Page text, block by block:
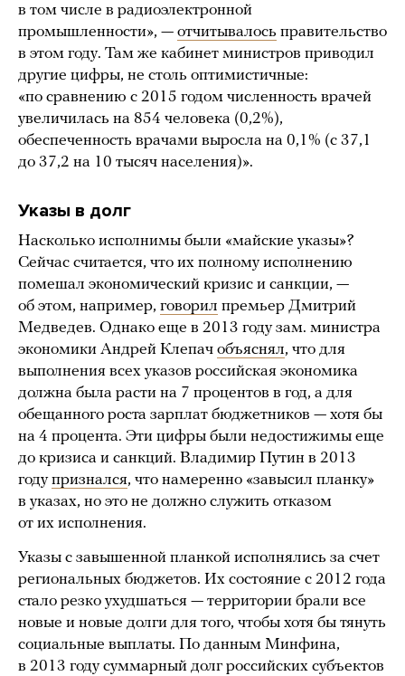
в том числе в радиоэлектронной
промышленности», — отчитывалось правительство
в этом году. Там же кабинет министров приводил
другие цифры, не столь оптимистичные:
«по сравнению с 2015 годом численность врачей
увеличилась на 854 человека (0,2%),
обеспеченность врачами выросла на 0,1% (с 37,1
до 37,2 на 10 тысяч населения)».
Указы в долг
Насколько исполнимы были «майские указы»?
Сейчас считается, что их полному исполнению
помешал экономический кризис и санкции, —
об этом, например, говорил премьер Дмитрий
Медведев. Однако еще в 2013 году зам. министра
экономики Андрей Клепач объяснял, что для
выполнения всех указов российская экономика
должна была расти на 7 процентов в год, а для
обещанного роста зарплат бюджетников — хотя бы
на 4 процента. Эти цифры были недостижимы еще
до кризиса и санкций. Владимир Путин в 2013
годупризнался, что намеренно «завысил планку»
в указах, но это не должно служить отказом
от их исполнения.
Указы с завышенной планкой исполнялись за счет
региональных бюджетов. Их состояние с 2012 года
стало резко ухудшаться — территории брали все
новые и новые долги для того, чтобы хотя бы тянуть
социальные выплаты. По данным Минфина,
в 2013 году суммарный долг российских субъектов